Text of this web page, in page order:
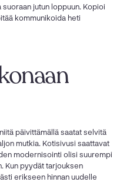
jutun loppuun. Kopioi
kommunikoida heti
päivittämällä saatat selvitä
mutkia. Kotisivusi saattavat
modernisointi olisi suurempi
Kun pyydät tarjouksen
erikseen hinnan uudelle